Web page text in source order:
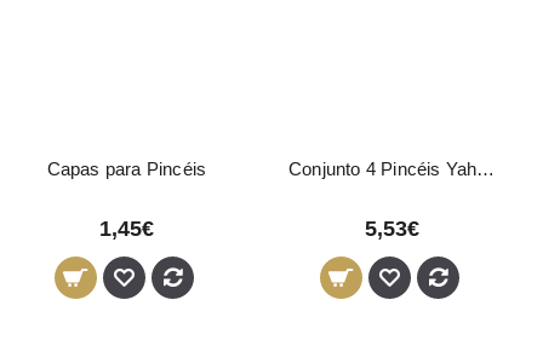
Capas para Pincéis
1,45€
Conjunto 4 Pincéis Yahari Ackermann
5,53€